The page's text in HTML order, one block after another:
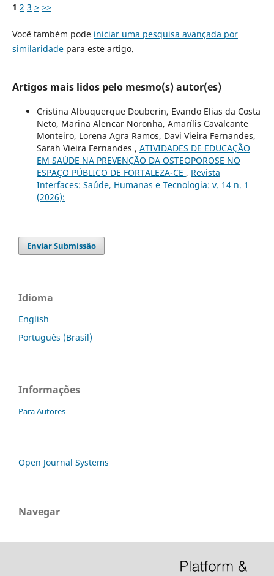
1 2 3 > >>
Você também pode iniciar uma pesquisa avançada por
similaridadepara este artigo.
Artigos mais lidos pelo mesmo(s) autor(es)
Cristina Albuquerque Douberin, Evando Elias da Costa
Neto, Marina Alencar Noronha, Amarílis Cavalcante
Monteiro, Lorena Agra Ramos, Davi Vieira Fernandes,
Sarah Vieira Fernandes , ATIVIDADES DE EDUCAÇÃO
EM SAÚDE NA PREVENÇÃO DA OSTEOPOROSE NO
ESPAÇO PÚBLICO DE FORTALEZA-CE , Revista
Interfaces: Saúde, Humanas e Tecnologia: v. 14 n. 1
(2026):
Enviar Submissão
Idioma
English
Português (Brasil)
Informações
Para Autores
Open Journal Systems
Navegar